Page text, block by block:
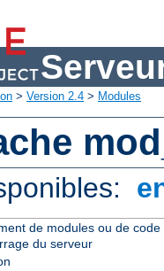
> Version 2.4 > Modules
de modules ou de
du serveur